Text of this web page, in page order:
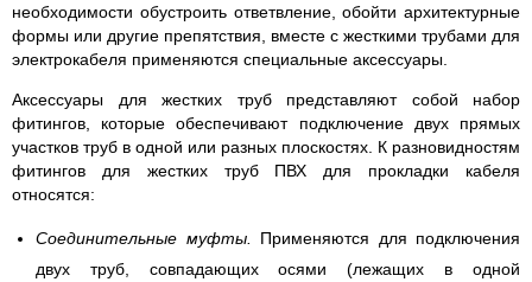
необходимости обустроить ответвление, обойти архитектурные
формы или другие препятствия, вместе с жесткими трубами для
электрокабеля применяются специальные аксессуары.
Аксессуары для жестких труб представляют собой набор
фитингов, которые обеспечивают подключение двух прямых
участков труб в одной или разных плоскостях. К разновидностям
фитингов для жестких труб ПВХ для прокладки кабеля
относятся:
Соединительные муфты. Применяются для подключения
двух труб, совпадающих осями (лежащих в одной